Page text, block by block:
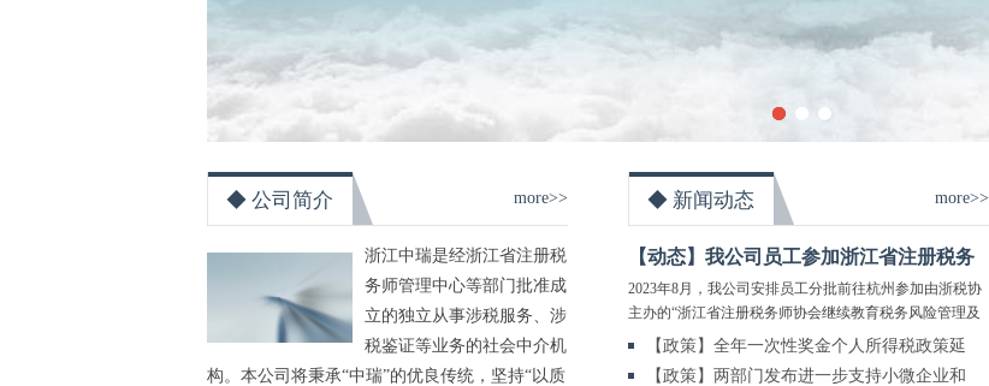
◆ 公司简介
浙江中瑞是经浙江省注册税
务师管理中心等部门批准成
立的独立从事涉税服务、涉
税鉴证等业务的社会中介机
构。本公司将秉承“中瑞”的优良传统，坚持“以质
more>> ◆ 新闻动态
【动态】我公司员工参加浙江省注册税务
师协会业务培训！
2023年8月，我公司安排员工分批前往杭州参加由浙税协
主办的“浙江省注册税务师协会继续教育税务风险管理及
稽查专题培训班”及“涉税助理人员培训班”。>>>
【政策】全年一次性奖金个人所得税政策延
续实施至2027年12月31日
【政策】两部门发布进一步支持小微企业和
more>>